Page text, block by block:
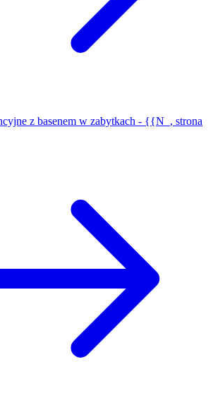
z basenem w zabytkach - {{N_, strona